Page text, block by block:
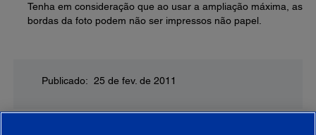
Tenha em consideração que ao usar a ampliação máxima, as
bordas da foto podem não ser impressos não papel.
Publicado: 25 de fev. de 2011